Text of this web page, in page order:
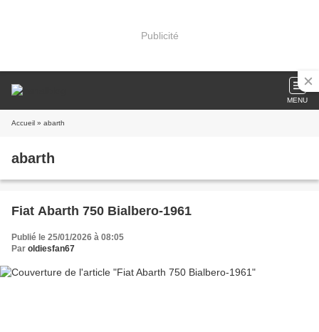
Publicité
MENU
Accueil » abarth
abarth
Fiat Abarth 750 Bialbero-1961
Publié le 25/01/2026 à 08:05
Par oldiesfan67